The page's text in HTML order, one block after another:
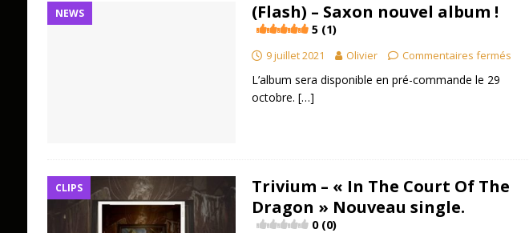
NEWS (Flash) – Saxon nouvel album !
5 (1)
9 juillet 2021 Olivier Commentaires fermés
L’album sera disponible en pré-commande le 29
octobre. […]
CLIPS
Trivium – « In The Court Of The
Dragon » Nouveau single.
0 (0)